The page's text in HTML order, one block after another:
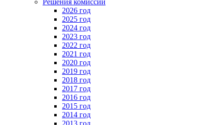
Решения комиссии
2026 год
2025 год
2024 год
2023 год
2022 год
2021 год
2020 год
2019 год
2018 год
2017 год
2016 год
2015 год
2014 год
2013 год